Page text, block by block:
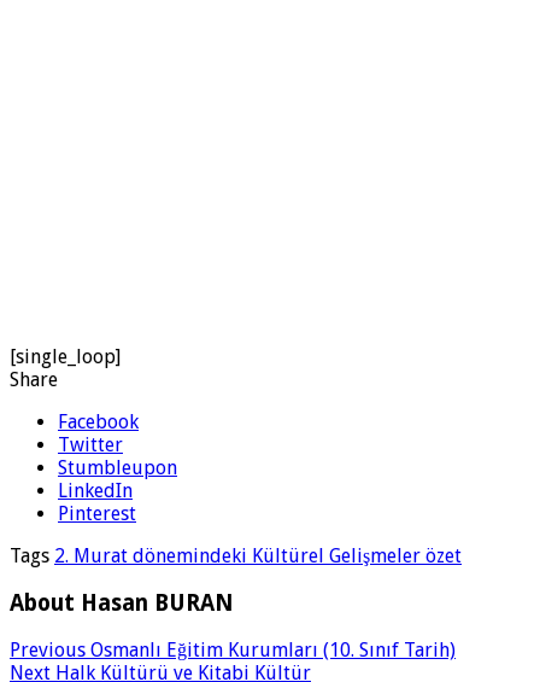
[single_loop]
Share
Facebook
Twitter
Stumbleupon
LinkedIn
Pinterest
Tags 2. Murat dönemindeki Kültürel Gelişmeler özet
About Hasan BURAN
Previous Osmanlı Eğitim Kurumları (10. Sınıf Tarih)
Next Halk Kültürü ve Kitabi Kültür